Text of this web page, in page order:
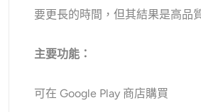
要更長的時間，但其結果是高品
主要功能：
可在 Google Play 商店購買